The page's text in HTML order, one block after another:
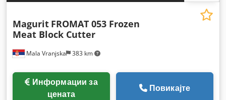
Mala Vranjska 383 km
Magurit FROMAT 053 Frozen
Meat Block Cutter
цената
Повикајте